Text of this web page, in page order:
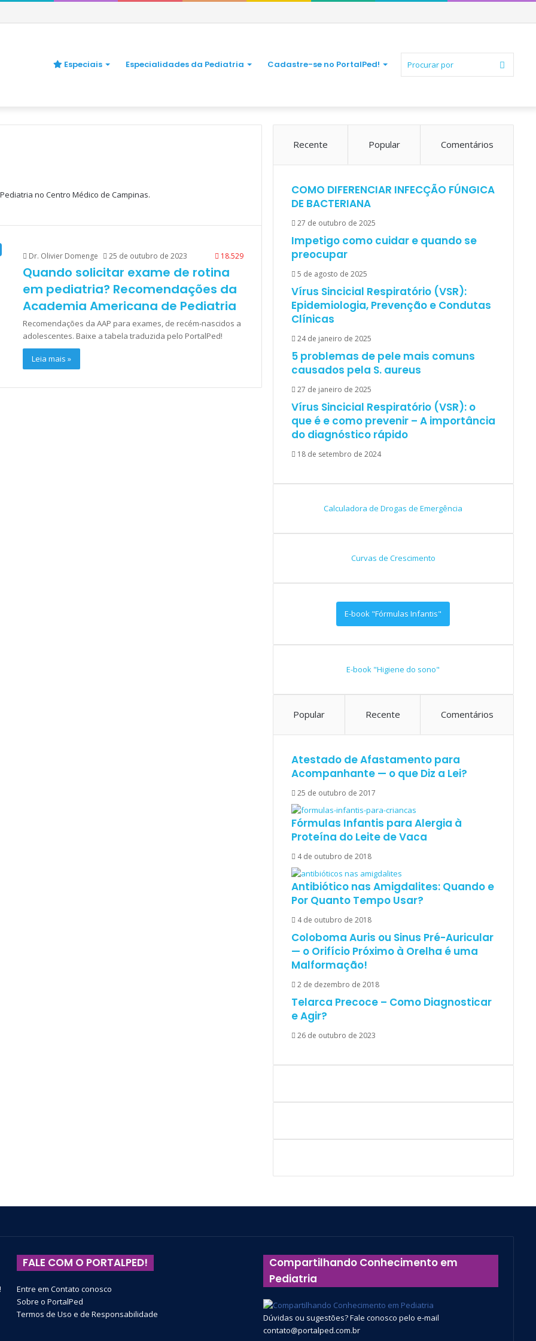
Especiais Especialidades da Pediatria Cadastre-se no PortalPed!
no Centro Médico de Campinas.
Dr. Olivier Domenge 25 de outubro de 2023 18.529
Quando solicitar exame de rotina
em pediatria? Recomendações da
Academia Americana de Pediatria
Recomendações da AAP para exames, de recém-nascidos a
adolescentes. Baixe a tabela traduzida pelo PortalPed!
Leia mais »
Recente Popular Comentários
COMO DIFERENCIAR INFECÇÃO FÚNGICA
DE BACTERIANA
27 de outubro de 2025
Impetigo como cuidar e quando se
preocupar
5 de agosto de 2025
Vírus Sincicial Respiratório (VSR):
Epidemiologia, Prevenção e Condutas
Clínicas
24 de janeiro de 2025
5 problemas de pele mais comuns
causados pela S. aureus
27 de janeiro de 2025
Vírus Sincicial Respiratório (VSR): o
que é e como prevenir – A importância
do diagnóstico rápido
18 de setembro de 2024
Calculadora de Drogas de Emergência
Curvas de Crescimento
E-book "Fórmulas Infantis"
E-book "Higiene do sono"
Popular Recente Comentários
Atestado de Afastamento para
Acompanhante — o que Diz a Lei?
25 de outubro de 2017
Fórmulas Infantis para Alergia à
Proteína do Leite de Vaca
4 de outubro de 2018
Antibiótico nas Amigdalites: Quando e
Por Quanto Tempo Usar?
4 de outubro de 2018
Coloboma Auris ou Sinus Pré-Auricular
— o Orifício Próximo à Orelha é uma
Malformação!
2 de dezembro de 2018
Telarca Precoce – Como Diagnosticar
e Agir?
26 de outubro de 2023
FALE COM O PORTALPED!
Entre em Contato conosco
Sobre o PortalPed
Termos de Uso e de Responsabilidade
Compartilhando Conhecimento em
Pediatria
Dúvidas ou sugestões? Fale conosco pelo e-mail
contato@portalped.com.br